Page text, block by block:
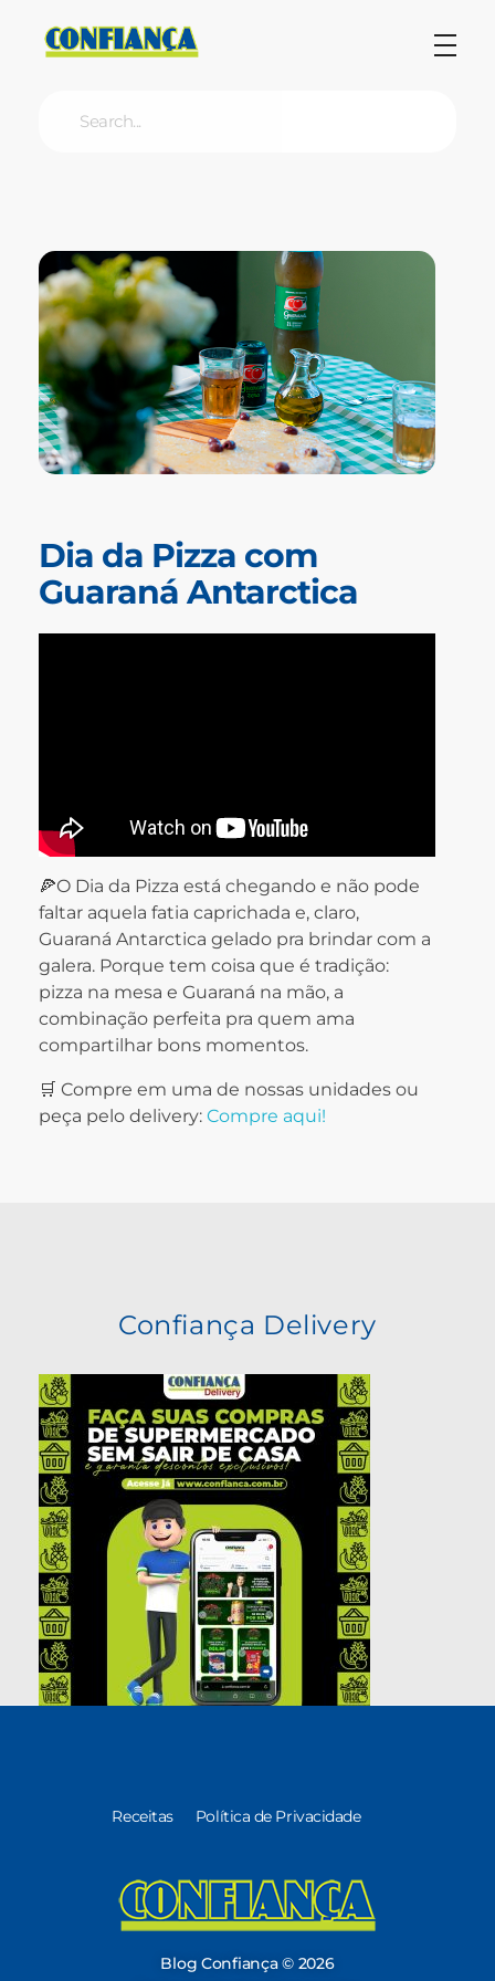
Dia da Pizza com
Guaraná Antarctica
🍕O Dia da Pizza está chegando e não pode
faltar aquela fatia caprichada e, claro,
Guaraná Antarctica gelado pra brindar com a
galera. Porque tem coisa que é tradição:
pizza na mesa e Guaraná na mão, a
combinação perfeita pra quem ama
compartilhar bons momentos.
🛒 Compre em uma de nossas unidades ou
peça pelo delivery: Compre aqui!
Confiança Delivery
Receitas Política de Privacidade
Blog Confiança © 2026